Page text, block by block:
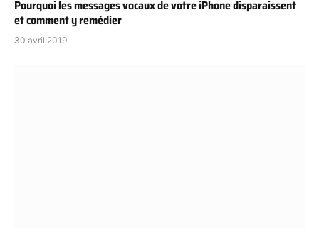
Pourquoi les messages vocaux de votre iPhone disparaissent
et comment y remédier
30 avril 2019